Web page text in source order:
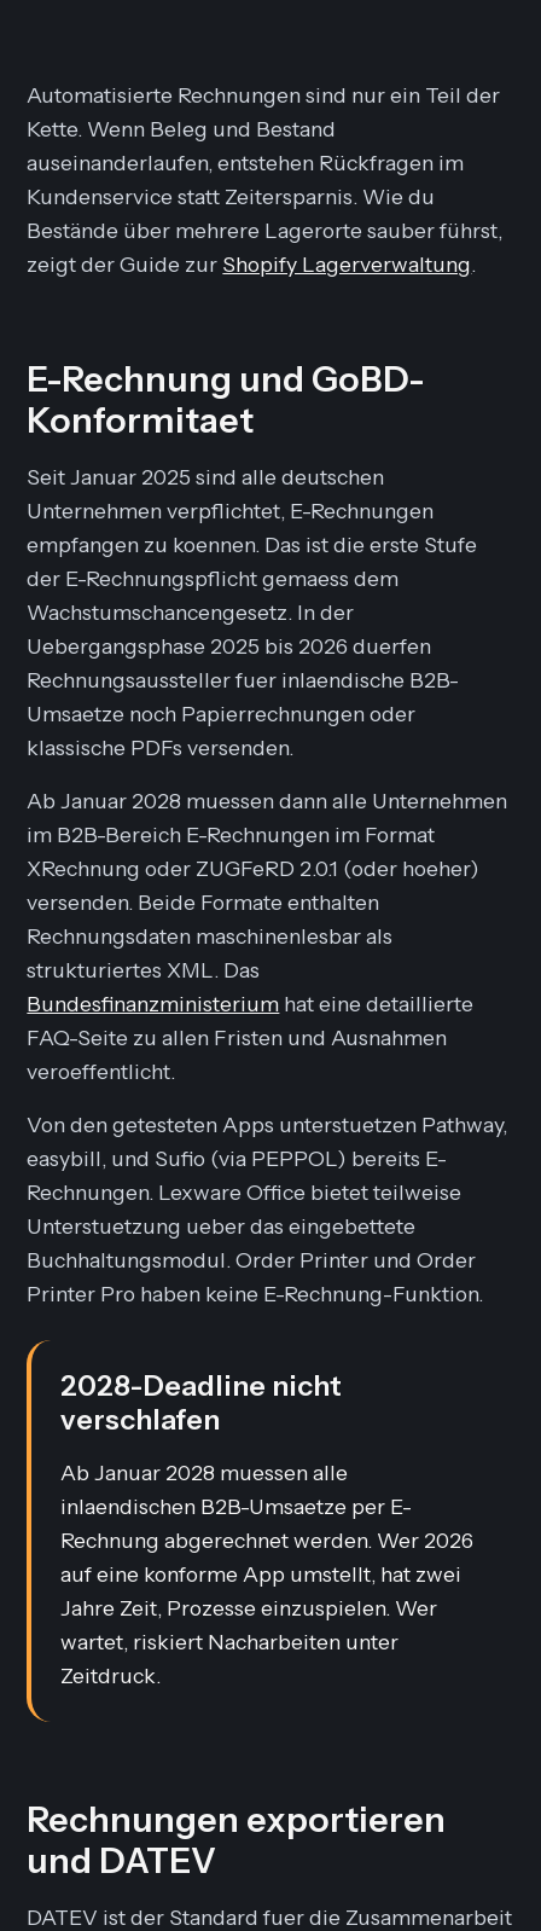
Automatisierte Rechnungen sind nur ein Teil der
Kette. Wenn Beleg und Bestand
auseinanderlaufen, entstehen Rückfragen im
Kundenservice statt Zeitersparnis. Wie du
Bestände über mehrere Lagerorte sauber führst,
zeigt der Guide zur Shopify Lagerverwaltung.
E-Rechnung und GoBD-
Konformitaet
Seit Januar 2025 sind alle deutschen
Unternehmen verpflichtet, E-Rechnungen
empfangen zu koennen. Das ist die erste Stufe
der E-Rechnungspflicht gemaess dem
Wachstumschancengesetz. In der
Uebergangsphase 2025 bis 2026 duerfen
Rechnungsaussteller fuer inlaendische B2B-
Umsaetze noch Papierrechnungen oder
klassische PDFs versenden.
Ab Januar 2028 muessen dann alle Unternehmen
im B2B-Bereich E-Rechnungen im Format
XRechnung oder ZUGFeRD 2.0.1 (oder hoeher)
versenden. Beide Formate enthalten
Rechnungsdaten maschinenlesbar als
strukturiertes XML. Das
Bundesfinanzministerium hat eine detaillierte
FAQ-Seite zu allen Fristen und Ausnahmen
veroeffentlicht.
Von den getesteten Apps unterstuetzen Pathway,
easybill, und Sufio (via PEPPOL) bereits E-
Rechnungen. Lexware Office bietet teilweise
Unterstuetzung ueber das eingebettete
Buchhaltungsmodul. Order Printer und Order
Printer Pro haben keine E-Rechnung-Funktion.
2028-Deadline nicht
verschlafen
Ab Januar 2028 muessen alle
inlaendischen B2B-Umsaetze per E-
Rechnung abgerechnet werden. Wer 2026
auf eine konforme App umstellt, hat zwei
Jahre Zeit, Prozesse einzuspielen. Wer
wartet, riskiert Nacharbeiten unter
Zeitdruck.
Rechnungen exportieren
und DATEV
DATEV ist der Standard fuer die Zusammenarbeit